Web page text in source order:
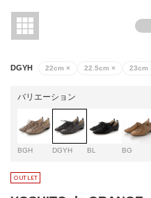
DGYH 22cm × 22.5cm × 23cm
バリエーション
BGH DGYH BL BG